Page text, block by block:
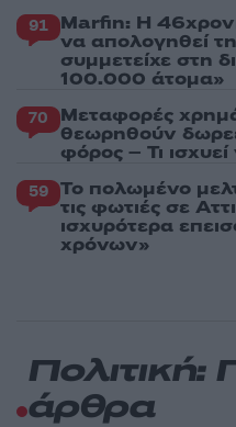
91 Marfin: Η
να απολογηθεί
συμμετείχε στη
100.000 άτομα»
70 Μεταφορές
θεωρηθούν
φόρος – Τι ισχυεί
59 Το πολωμένο
τις φωτιές σε
ισχυρότερα
χρόνων»
Πολιτική:
άρθρα